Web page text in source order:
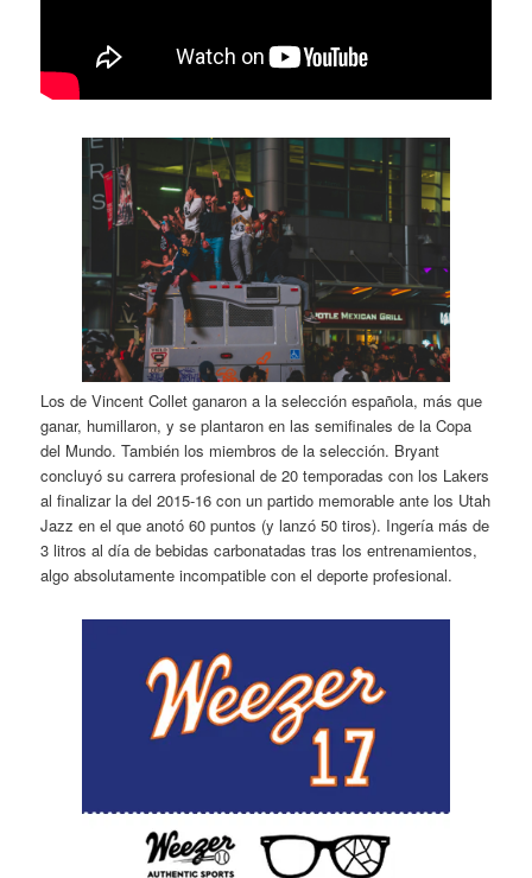
Los de Vincent Collet ganaron a la selección española, más que
ganar, humillaron, y se plantaron en las semifinales de la Copa
del Mundo. También los miembros de la selección. Bryant
concluyó su carrera profesional de 20 temporadas con los Lakers
al finalizar la del 2015-16 con un partido memorable ante los Utah
Jazz en el que anotó 60 puntos (y lanzó 50 tiros). Ingería más de
3 litros al día de bebidas carbonatadas tras los entrenamientos,
algo absolutamente incompatible con el deporte profesional.